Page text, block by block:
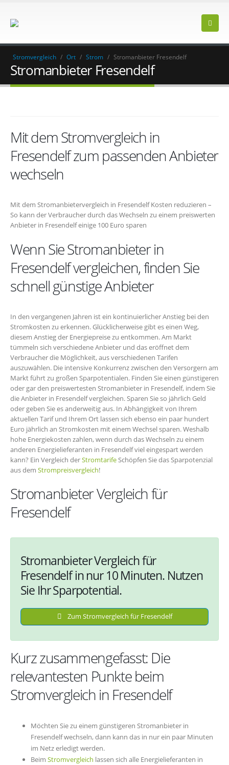
Stromvergleich / Ort / Strom / Stromanbieter Fresendelf
Stromanbieter Fresendelf
Mit dem Stromvergleich in
Fresendelf zum passenden Anbieter
wechseln
Mit dem Stromanbietervergleich in Fresendelf Kosten reduzieren –
So kann der Verbraucher durch das Wechseln zu einem preiswerten
Anbieter in Fresendelf einige 100 Euro sparen
Wenn Sie Stromanbieter in
Fresendelf vergleichen, finden Sie
schnell günstige Anbieter
In den vergangenen Jahren ist ein kontinuierlicher Anstieg bei den
Stromkosten zu erkennen. Glücklicherweise gibt es einen Weg,
diesem Anstieg der Energiepreise zu entkommen. Am Markt
tümmeln sich verschiedene Anbieter und das eröffnet dem
Verbraucher die Möglichkeit, aus verschiedenen Tarifen
auszuwählen. Die intensive Konkurrenz zwischen den Versorgern am
Markt führt zu großen Sparpotentialen. Finden Sie einen günstigeren
oder gar den preiswertesten Stromanbieter in Fresendelf, indem Sie
die Anbieter in Fresendelf vergleichen. Sparen Sie so jährlich Geld
oder geben Sie es anderweitig aus. In Abhängigkeit von Ihrem
aktuellen Tarif und Ihrem Ort lassen sich ebenso ein paar hundert
Euro jährlich an Stromkosten mit einem Wechsel sparen. Weshalb
hohe Energiekosten zahlen, wenn durch das Wechseln zu einem
anderen Energielieferanten in Fresendelf viel eingespart werden
kann? Ein Vergleich derStromtarife Schöpfen Sie das Sparpotenzial
aus dem Strompreisvergleich!
Stromanbieter Vergleich für
Fresendelf
Stromanbieter Vergleich für
Fresendelf in nur 10 Minuten. Nutzen
Sie Ihr Sparpotential.
Zum Stromvergleich für Fresendelf
Kurz zusammengefasst: Die
relevantesten Punkte beim
Stromvergleich in Fresendelf
Möchten Sie zu einem günstigeren Stromanbieter in
Fresendelf wechseln, dann kann das in nur ein paar Minuten
im Netz erledigt werden.
Beim Stromvergleich lassen sich alle Energielieferanten in